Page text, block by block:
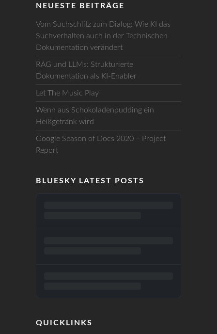
NEUESTE BEITRÄGE
Vom Suchschlitz zum Dialog: Wie KI das
Suchverhalten auch in der Technischen
Dokumentation verändert
RAG und LLMs: Strukturierte
Dokumentation als KI-Enabler
Let The Music Play
Wenn aus Schokoladenpudding ein
Heißgetränk wird
Google Season of Docs 2020 – Project
Report
BLUESKY LATEST POSTS
QUICKLINKS